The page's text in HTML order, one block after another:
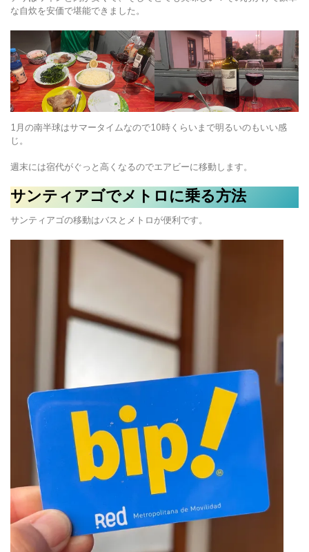
な自炊を安価で堪能できました。
1月の南半球はサマータイムなので10時くらいまで明るいのもいい感
じ。
週末には宿代がぐっと高くなるのでエアビーに移動します。
サンティアゴでメトロに乗る方法
サンティアゴの移動はバスとメトロが便利です。